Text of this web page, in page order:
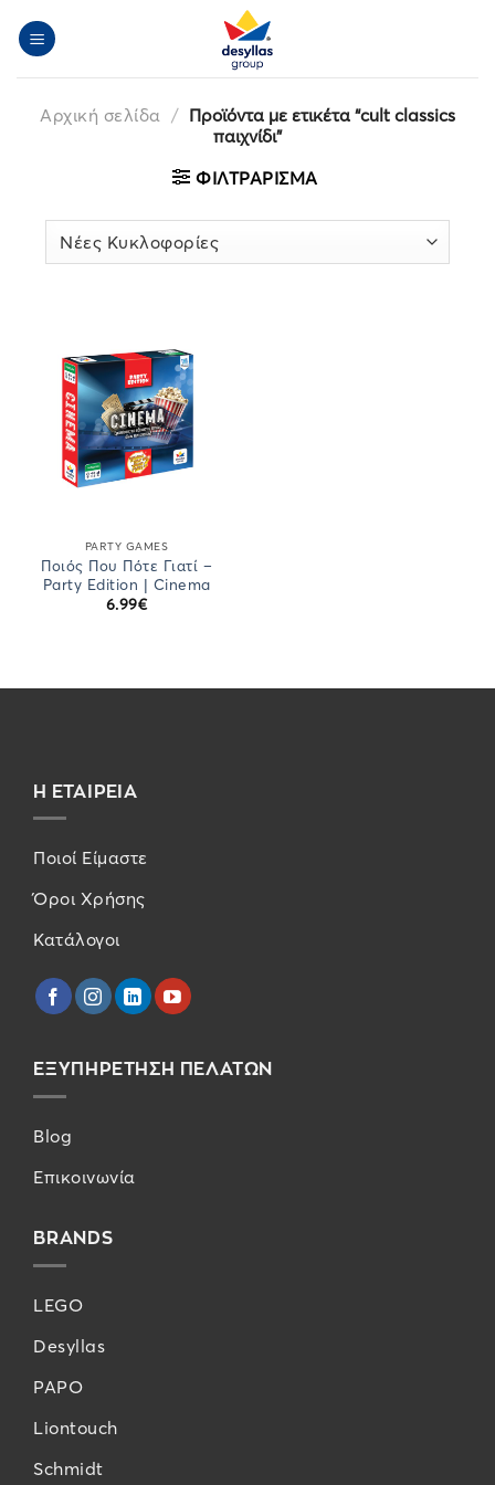
στο
Αρχική σελίδα / Προϊόντα με ετικέτα “cult classics
παιχνίδι”
ΦΙΛΤΡΆΡΙΣΜΑ
PARTY GAMES
Ποιός Που Πότε Γιατί –
Party Edition | Cinema
6.99€
Η ΕΤΑΙΡΕΙΑ
Ποιοί Είμαστε
Όροι Χρήσης
Κατάλογοι
ΕΞΥΠΗΡΕΤΗΣΗ ΠΕΛΑΤΩΝ
Blog
Επικοινωνία
BRANDS
LEGO
Desyllas
PAPO
Liontouch
Schmidt